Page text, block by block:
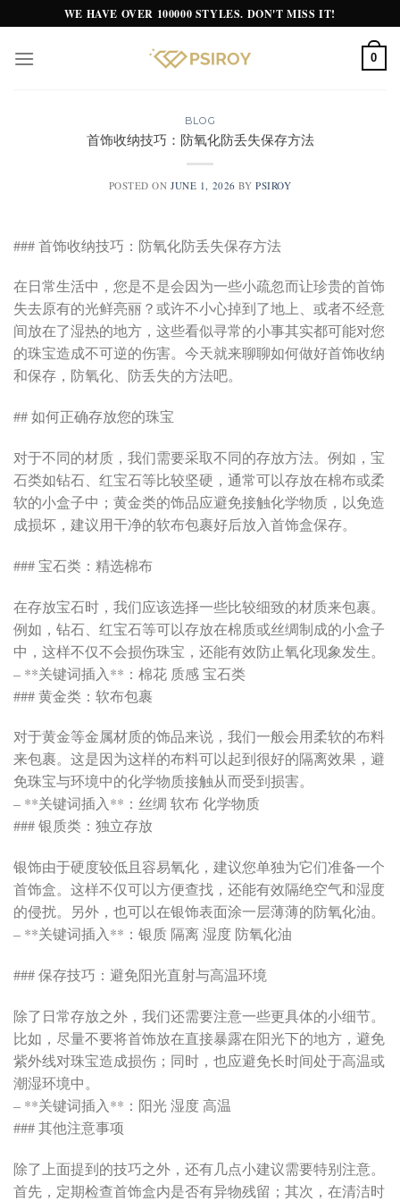
to
content
WE HAVE OVER 100000 STYLES. DON'T MISS IT!
0
BLOG
首饰收纳技巧：防氧化防丢失保存方法
POSTED ONJUNE 1, 2026 BYPSIROY
### 首饰收纳技巧：防氧化防丢失保存方法
在日常生活中，您是不是会因为一些小疏忽而让珍贵的首饰
失去原有的光鲜亮丽？或许不小心掉到了地上、或者不经意
间放在了湿热的地方，这些看似寻常的小事其实都可能对您
的珠宝造成不可逆的伤害。今天就来聊聊如何做好首饰收纳
和保存，防氧化、防丢失的方法吧。
## 如何正确存放您的珠宝
对于不同的材质，我们需要采取不同的存放方法。例如，宝
石类如钻石、红宝石等比较坚硬，通常可以存放在棉布或柔
软的小盒子中；黄金类的饰品应避免接触化学物质，以免造
成损坏，建议用干净的软布包裹好后放入首饰盒保存。
### 宝石类：精选棉布
在存放宝石时，我们应该选择一些比较细致的材质来包裹。
例如，钻石、红宝石等可以存放在棉质或丝绸制成的小盒子
中，这样不仅不会损伤珠宝，还能有效防止氧化现象发生。
– **关键词插入**：棉花 质感 宝石类
### 黄金类：软布包裹
对于黄金等金属材质的饰品来说，我们一般会用柔软的布料
来包裹。这是因为这样的布料可以起到很好的隔离效果，避
免珠宝与环境中的化学物质接触从而受到损害。
– **关键词插入**：丝绸 软布 化学物质
### 银质类：独立存放
银饰由于硬度较低且容易氧化，建议您单独为它们准备一个
首饰盒。这样不仅可以方便查找，还能有效隔绝空气和湿度
的侵扰。另外，也可以在银饰表面涂一层薄薄的防氧化油。
– **关键词插入**：银质 隔离 湿度 防氧化油
### 保存技巧：避免阳光直射与高温环境
除了日常存放之外，我们还需要注意一些更具体的小细节。
比如，尽量不要将首饰放在直接暴露在阳光下的地方，避免
紫外线对珠宝造成损伤；同时，也应避免长时间处于高温或
潮湿环境中。
– **关键词插入**：阳光 湿度 高温
### 其他注意事项
除了上面提到的技巧之外，还有几点小建议需要特别注意。
首先，定期检查首饰盒内是否有异物残留；其次，在清洁时